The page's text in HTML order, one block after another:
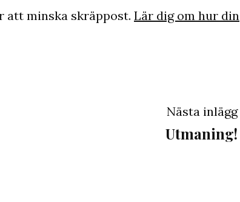
att minska skräppost. Lär dig om hur din
Nästa inlägg
Utmaning!